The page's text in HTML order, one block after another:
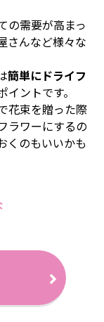
の需要が高まっ
さんなど様々な
簡単にドライフ
イントです。
花束を贈った際
ラワーにするの
くのもいいかも